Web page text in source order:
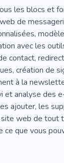
Salle
De
Action
les blocs et
de
avec les
contact,
création de
à la
et analyse des
ajouter, les
web de tout
que vous